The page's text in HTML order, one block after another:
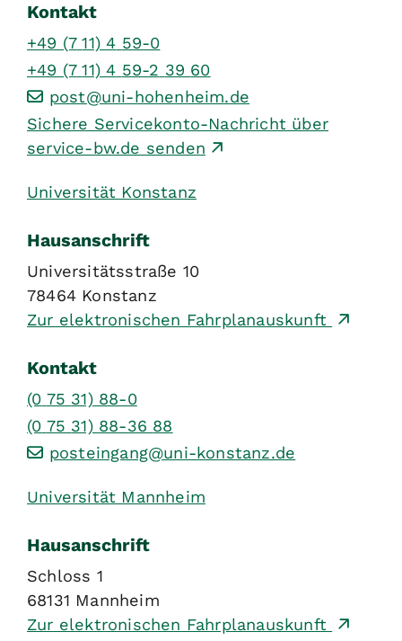
Kontakt
+49 (7 11) 4 59-0
+49 (7 11) 4 59-2 39 60
post@uni-hohenheim.de
Sichere Servicekonto-Nachricht über
service-bw.de senden
Universität Konstanz
Hausanschrift
Universitätsstraße 10
78464 Konstanz
Zur elektronischen Fahrplanauskunft
Kontakt
(0 75 31) 88-0
(0 75 31) 88-36 88
posteingang@uni-konstanz.de
Universität Mannheim
Hausanschrift
Schloss 1
68131 Mannheim
Zur elektronischen Fahrplanauskunft